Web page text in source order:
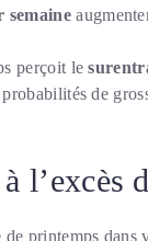
semaine
perçoit le
de
l’excès
printemps